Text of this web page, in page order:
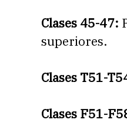
Clases 45-47:
superiores.
Clases T51-
Clases F51-